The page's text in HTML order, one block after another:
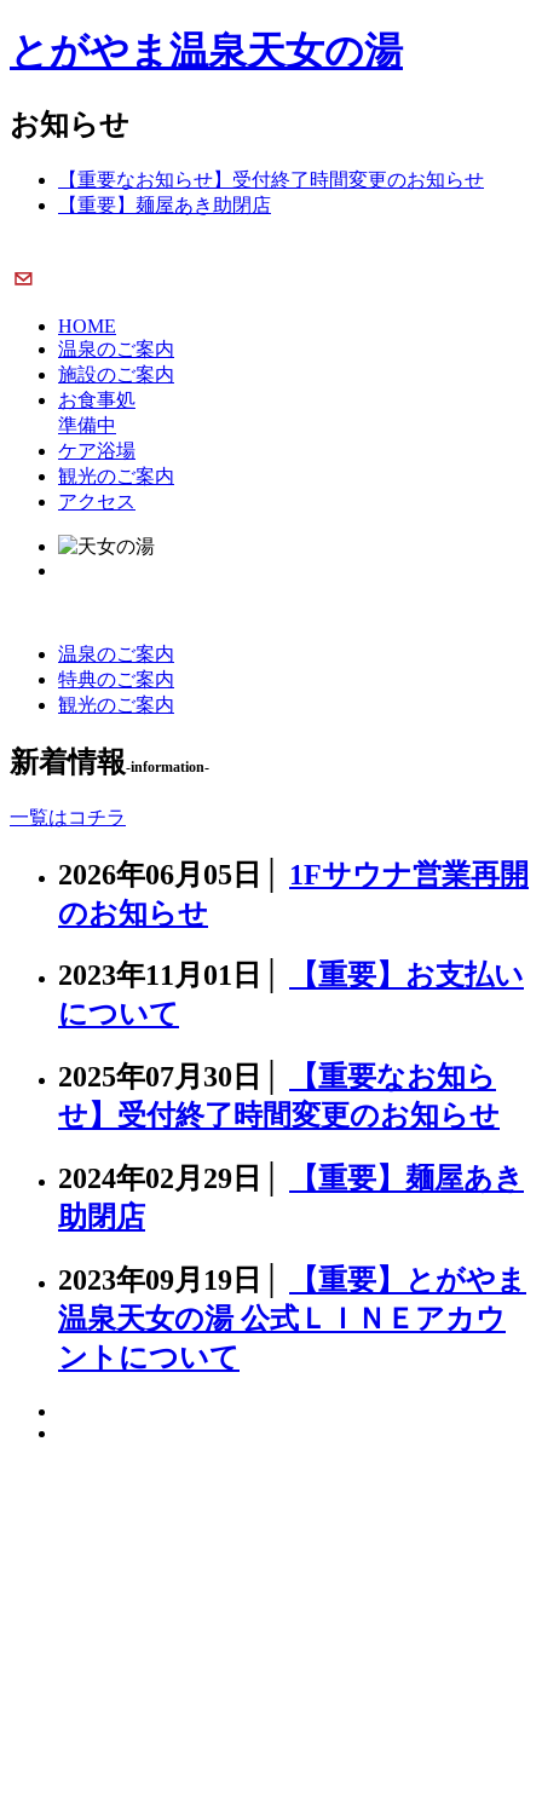
とがやま温泉天女の湯
お知らせ
【重要なお知らせ】受付終了時間変更のお知らせ
【重要】麺屋あき助閉店
HOME
温泉のご案内
施設のご案内
お食事処
準備中
ケア浴場
観光のご案内
アクセス
温泉のご案内
特典のご案内
観光のご案内
新着情報-information-
一覧はコチラ
2026年06月05日│
1Fサウナ営業再開
のお知らせ
2023年11月01日│
【重要】お支払い
について
2025年07月30日│
【重要なお知ら
せ】受付終了時間変更のお知らせ
2024年02月29日│
【重要】麺屋あき
助閉店
2023年09月19日│
【重要】とがやま
温泉天女の湯 公式ＬＩＮＥアカウ
ントについて